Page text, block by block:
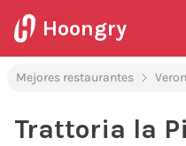
Hoongry
Mejores restaurantes
Trattoria la